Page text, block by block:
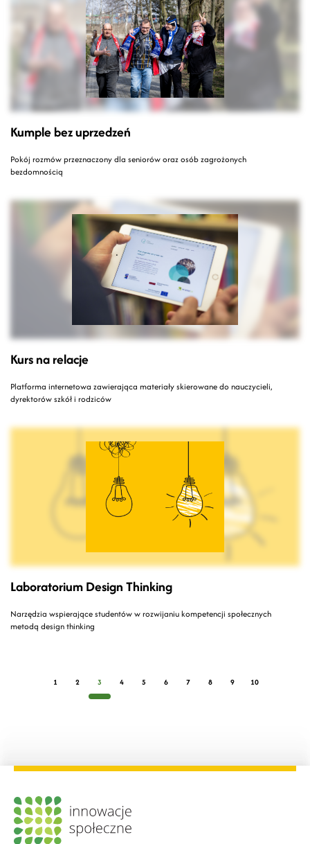
Kumple bez uprzedzeń
Pokój rozmów przeznaczony dla seniorów oraz osób zagrożonych
bezdomnością
Kurs na relacje
Platforma internetowa zawierająca materiały skierowane do nauczycieli,
dyrektorów szkół i rodziców
Laboratorium Design Thinking
Narzędzia wspierające studentów w rozwijaniu kompetencji społecznych
metodą design thinking
1 2 3 4 5 6 7 8 9 10